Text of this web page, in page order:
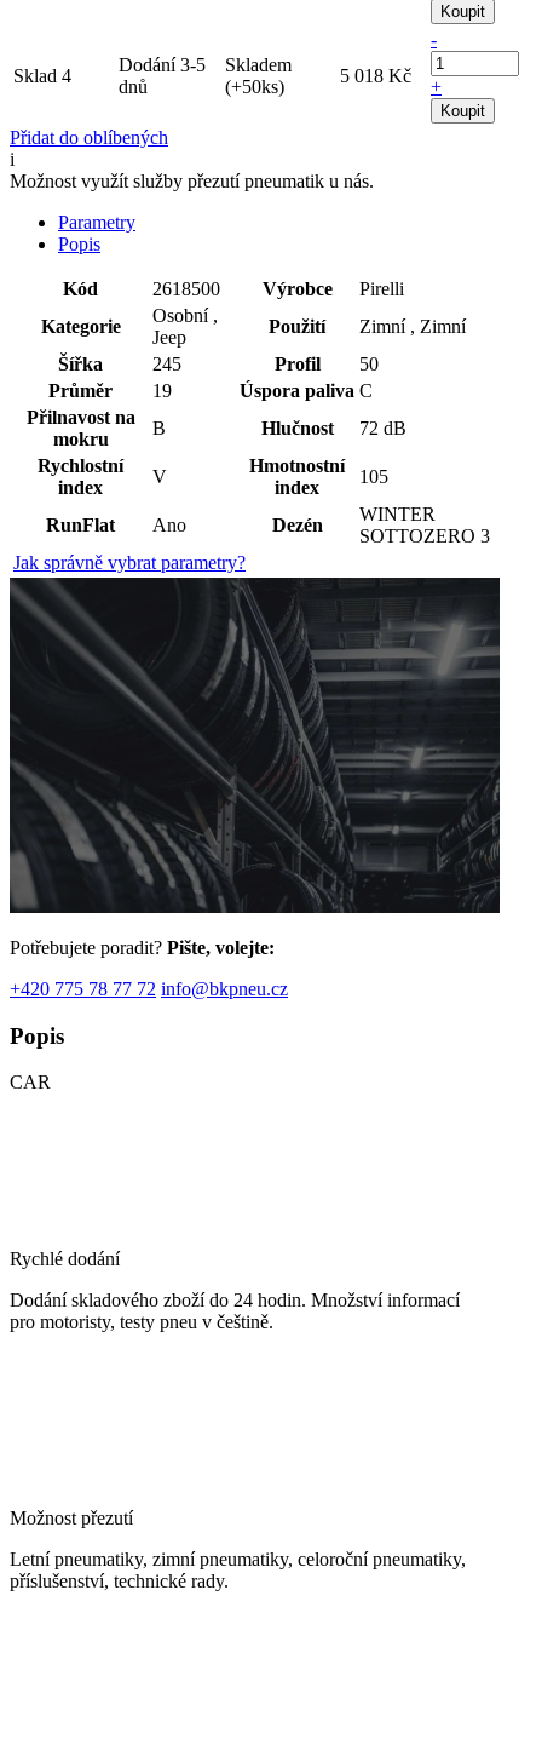
Koupit
Sklad 4
Dodání 3-5
dnů
Skladem
(+50ks)
5 018 Kč
-
+
Koupit
Přidat do oblíbených
i
Možnost využít služby přezutí pneumatik u nás.
Parametry
Popis
Kód 2618500 Výrobce
Pirelli
Kategorie
Osobní ,
Jeep
Použití
Zimní , Zimní
Šířka
245 Profil
50
Průměr
19 Úspora paliva C
Přilnavost na
mokru
B Hlučnost
72 dB
Rychlostní
index
V
Hmotnostní
index
105
RunFlat Ano Dezén
WINTER
SOTTOZERO 3
Jak správně vybrat parametry?
Potřebujete poradit? Pište, volejte:
+420 775 78 77 72 info@bkpneu.cz
Popis
CAR
Rychlé dodání
Dodání skladového zboží do 24 hodin. Množství informací
pro motoristy, testy pneu v češtině.
Možnost přezutí
Letní pneumatiky, zimní pneumatiky, celoroční pneumatiky,
příslušenství, technické rady.